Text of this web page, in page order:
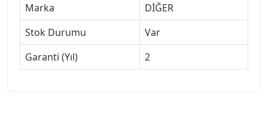
Marka
DİĞER
Stok Durumu
Var
Garanti (Yıl)
2